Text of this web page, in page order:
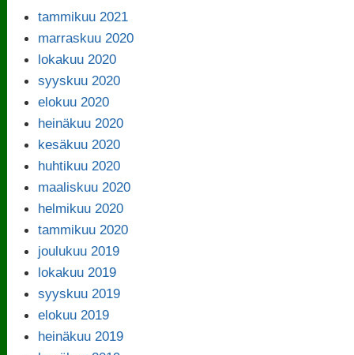
tammikuu 2021
marraskuu 2020
lokakuu 2020
syyskuu 2020
elokuu 2020
heinäkuu 2020
kesäkuu 2020
huhtikuu 2020
maaliskuu 2020
helmikuu 2020
tammikuu 2020
joulukuu 2019
lokakuu 2019
syyskuu 2019
elokuu 2019
heinäkuu 2019